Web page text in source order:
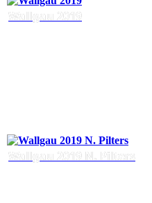
Wallgau 2019
Wallgau 2019 N. Pilters